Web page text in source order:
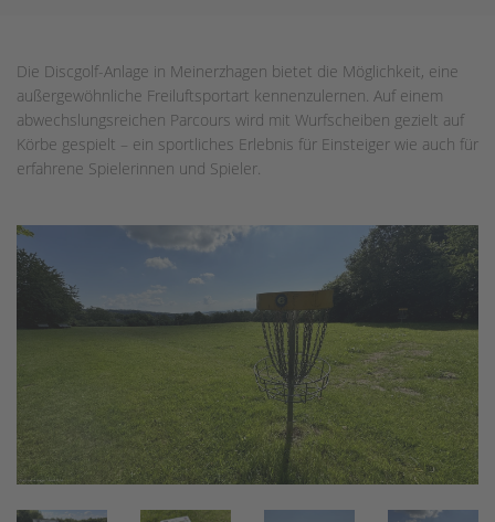
Die Discgolf-Anlage in Meinerzhagen bietet die Möglichkeit, eine
außergewöhnliche Freiluftsportart kennenzulernen. Auf einem
abwechslungsreichen Parcours wird mit Wurfscheiben gezielt auf
Körbe gespielt – ein sportliches Erlebnis für Einsteiger wie auch für
erfahrene Spielerinnen und Spieler.